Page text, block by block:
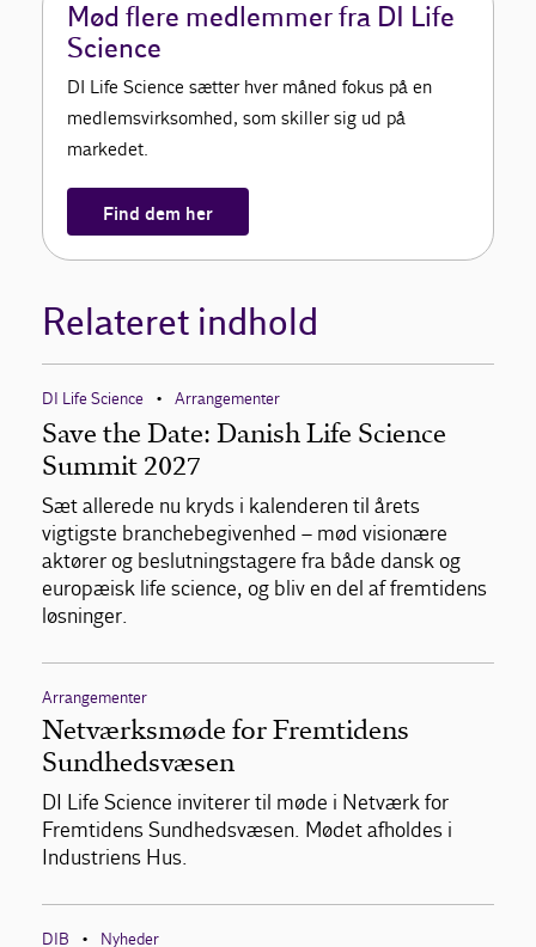
Mød flere medlemmer fra DI Life
Science
DI Life Science sætter hver måned fokus på en
medlemsvirksomhed, som skiller sig ud på
markedet.
Find dem her
Relateret indhold
DI Life Science • Arrangementer
Save the Date: Danish Life Science
Summit 2027
Sæt allerede nu kryds i kalenderen til årets
vigtigste branchebegivenhed – mød visionære
aktører og beslutningstagere fra både dansk og
europæisk life science, og bliv en del af fremtidens
løsninger.
Arrangementer
Netværksmøde for Fremtidens
Sundhedsvæsen
DI Life Science inviterer til møde i Netværk for
Fremtidens Sundhedsvæsen. Mødet afholdes i
Industriens Hus.
DIB • Nyheder